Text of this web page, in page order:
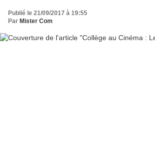
Publié le 21/09/2017 à 19:55
Par Mister Com